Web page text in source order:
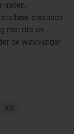
naden.
elastisch
met rits en
de windvanger.
XS